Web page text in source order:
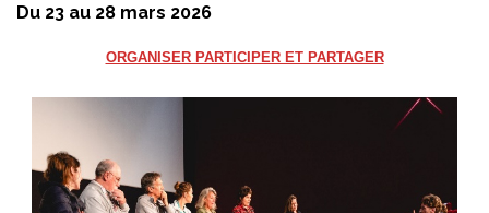
Du 23 au 28 mars 2026
ORGANISER PARTICIPER ET PARTAGER